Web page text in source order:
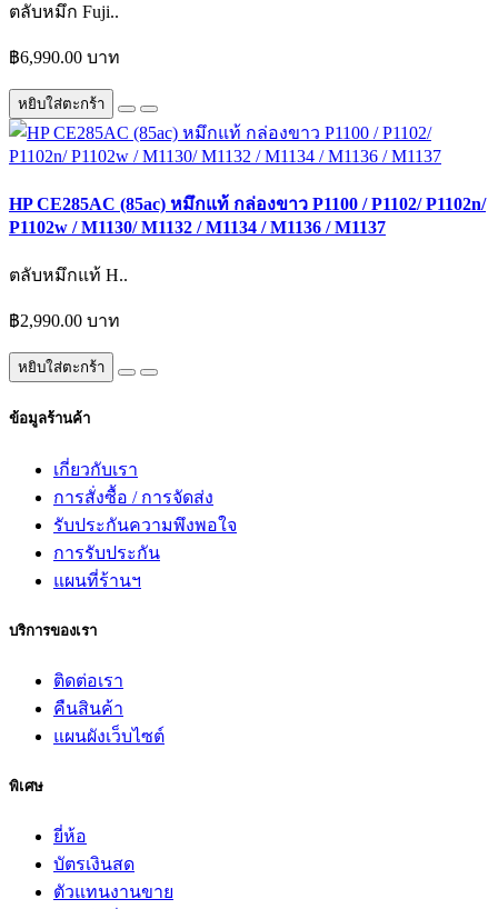
ตลับหมึก Fuji..
฿6,990.00 บาท
หยิบใส่ตะกร้า
HP CE285AC (85ac) หมึกแท้ กล่องขาว P1100 / P1102/ P1102n/
P1102w / M1130/ M1132 / M1134 / M1136 / M1137
ตลับหมึกแท้ H..
฿2,990.00 บาท
หยิบใส่ตะกร้า
ข้อมูลร้านค้า
เกี่ยวกับเรา
การสั่งซื้อ / การจัดส่ง
รับประกันความพึงพอใจ
การรับประกัน
แผนที่ร้านฯ
บริการของเรา
ติดต่อเรา
คืนสินค้า
แผนผังเว็บไซต์
พิเศษ
ยี่ห้อ
บัตรเงินสด
ตัวแทนงานขาย